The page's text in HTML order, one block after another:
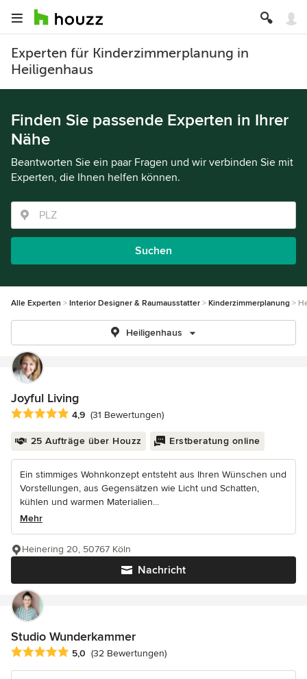
Experten für Kinderzimmerplanung in
Heiligenhaus
Finden Sie passende Experten in Ihrer
Nähe
Beantworten Sie ein paar Fragen und wir verbinden Sie mit
Experten, die Ihnen helfen können.
Suchen
Alle Experten Interior Designer & Raumausstatter Kinderzimmerplanung
Heiligenhaus
Joyful Living
Durchschnittliche Bewertung: 4.9 von 5 Sternen
4,9 (31 Bewertungen)
25 Aufträge über Houzz Erstberatung online
Ein stimmiges Wohnkonzept entsteht aus Ihren Wünschen und
Vorstellungen, aus Gegensätzen wie Licht und Schatten,
kühlen und warmen Materialien...
Mehr
Nachricht
Heinering 20, 50767 Köln
Studio Wunderkammer
Durchschnittliche Bewertung: 5 von 5 Sternen
5,0 (32 Bewertungen)